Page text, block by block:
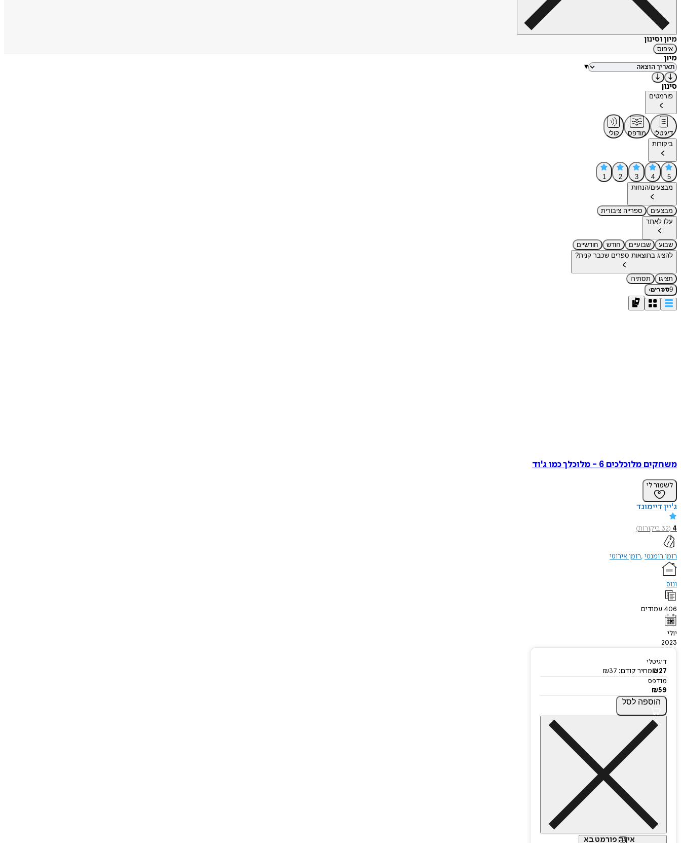
מיון וסינון
איפוס
מיון
▾
סינון
פורמטים
דיגיטלי מודפס
קולי
ביקורות
5
4
3
2
1
מבצעים/הנחות
מבצעים
ספרייה ציבורית
עלו לאתר
שבוע שבועיים חודש
חודשיים
להציג בתוצאות ספרים שכבר קנית?
תציגו
תסתירו
9ספרים›
משחקים מלוכלכים 6 - מלוכלך כמו ג'וד
לשמור לי
ג'יין דיימונד
4
(
32ביקורות)
רומן רומנטי רומן אירוטי
ונוס
406 עמודים
יולי
2023
דיגיטלי
₪27 מחיר קודם: ₪37
מודפס
₪59
הוספה לסל
איזה פורמט בא